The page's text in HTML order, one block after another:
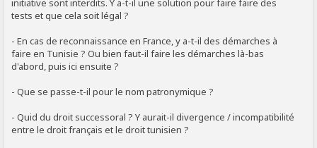
initiative sont interdits. Y a-t-il une solution pour faire faire des
tests et que cela soit légal ?
- En cas de reconnaissance en France, y a-t-il des démarches à
faire en Tunisie ? Ou bien faut-il faire les démarches là-bas
d'abord, puis ici ensuite ?
- Que se passe-t-il pour le nom patronymique ?
- Quid du droit successoral ? Y aurait-il divergence / incompatibilité
entre le droit français et le droit tunisien ?